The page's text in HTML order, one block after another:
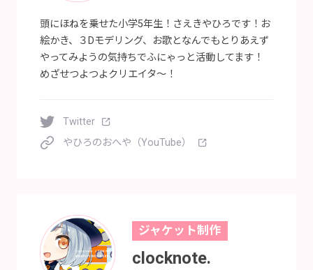
頭にほねを乗せた小学5年生！さえきやひろです！お
絵かき、３Dモデリング、お歌となんでもとりあえず
やってみようの気持ちでふにゃっと活動してます！
めざせつよつよクリエイタ～！
Twitter
やひろのおへや（YouTube）
ジャケット制作
clocknote.